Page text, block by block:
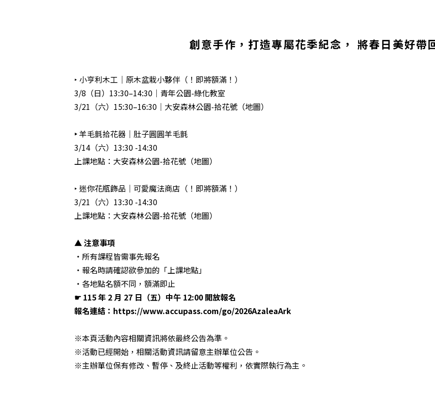
創意手作，打造專屬花季紀念， 將春日美好帶
‣ 小亨利木工｜原木盆栽小夥伴（！即將額滿！）
3/8（日）13:30–14:30｜青年公園-綠化教室
3/21（六）15:30–16:30｜大安森林公園-拾花號（地圖）
‣羊毛氈拾花器｜肚子圓圓羊毛氈
3/14（六）13:30 -14:30
上課地點：大安森林公園-拾花號（地圖）
‣ 迷你花瓶飾品｜可愛魔法商店（！即將額滿！）
3/21（六）13:30 -14:30
上課地點：大安森林公園-拾花號（地圖）
▲ 注意事項
・所有課程皆需事先報名
・報名時請確認欲參加的「上課地點」
・各地點名額不同，額滿即止
☛ 115 年 2 月 27 日（五）中午 12:00 開放報名
報名連結： https://www.accupass.com/go/2026AzaleaArk
※本頁活動內容相關資訊將依最終公告為準。
※活動已經開始，相關活動資訊請留意主辦單位公告。
※主辦單位保有修改、暫停、及終止活動等權利，依實際執行為主。